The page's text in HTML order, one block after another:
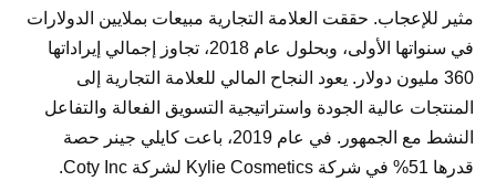
مثير للإعجاب. حققت العلامة التجارية مبيعات بملايين الدولارات
في سنواتها الأولى، وبحلول عام 2018، تجاوز إجمالي إيراداتها
360 مليون دولار. يعود النجاح المالي للعلامة التجارية إلى
المنتجات عالية الجودة واستراتيجية التسويق الفعالة والتفاعل
النشط مع الجمهور. في عام 2019، باعت كايلي جينر حصة
قدرها 51% في شركة Kylie Cosmetics لشركة Coty Inc.